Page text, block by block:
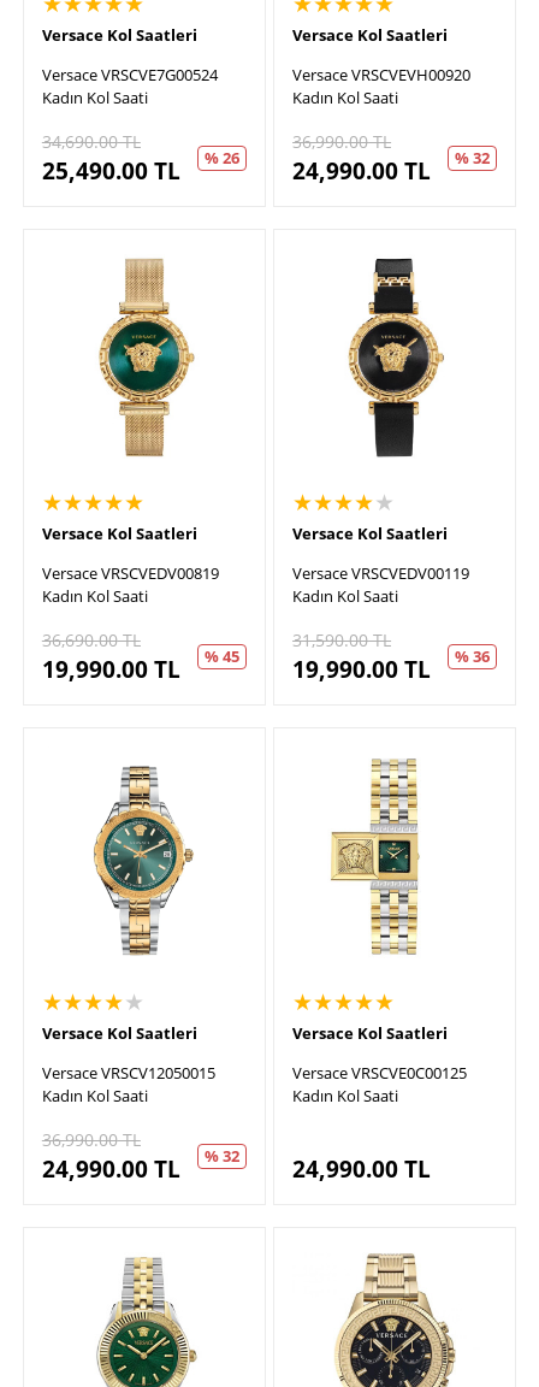
Versace Kol Saatleri
Versace VRSCVE7G00524
Kadın Kol Saati
34,690.00TL
25,490.00TL % 26
Versace Kol Saatleri
Versace VRSCVEVH00920
Kadın Kol Saati
36,990.00TL
24,990.00TL % 32
★★★★★
Versace Kol Saatleri
Versace VRSCVEDV00819
Kadın Kol Saati
36,690.00TL
19,990.00TL % 45
★★★★★
Versace Kol Saatleri
Versace VRSCVEDV00119
Kadın Kol Saati
31,590.00TL
19,990.00TL % 36
★★★★★
Versace Kol Saatleri
Versace VRSCV12050015
Kadın Kol Saati
36,990.00TL
24,990.00TL % 32
★★★★★
Versace Kol Saatleri
Versace VRSCVE0C00125
Kadın Kol Saati
24,990.00TL